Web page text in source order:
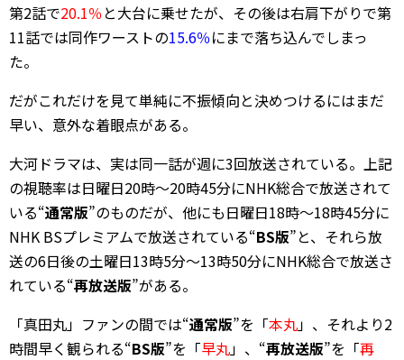
第2話で20.1％ と大台に乗せたが、その後は右肩下がりで第
11話では同作ワーストの15.6％にまで落ち込んでしまっ
た。
だがこれだけを見て単純に不振傾向と決めつけるにはまだ
早い、意外な着眼点がある。
大河ドラマは、実は同一話が週に3回放送されている。上記
の視聴率は日曜日20時～20時45分にNHK総合で放送されて
いる“通常版”のものだが、他にも日曜日18時～18時45分に
NHK BSプレミアムで放送されている“BS版”と、それら放
送の6日後の土曜日13時5分～13時50分にNHK総合で放送さ
れている“再放送版”がある。
「真田丸」ファンの間では“通常版”を「本丸」、それより2
時間早く観られる“BS版”を「早丸」、“再放送版”を「再